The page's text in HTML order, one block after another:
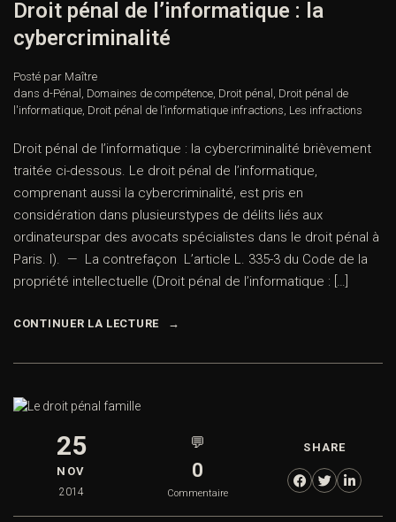
Droit pénal de l’informatique : la
cybercriminalité
Posté par Maître
dans d-Pénal , Domaines de compétence, Droit pénal , Droit pénal de
l'informatique, Droit pénal de l’informatique infractions, Les infractions
Droit pénal de l’informatique : la cybercriminalité brièvement
traitée ci-dessous. Le droit pénal de l’informatique,
comprenant aussi la cybercriminalité, est pris en
considération dans plusieurstypes de délits liés aux
ordinateurspar des avocats spécialistes dans le droit pénal à
Paris. I). — La contrefaçon L’article L. 335-3 du Code de la
propriété intellectuelle (Droit pénal de l’informatique : […]
CONTINUER LA LECTURE
25
NOV
2014
💬
0
Commentaire
SHARE